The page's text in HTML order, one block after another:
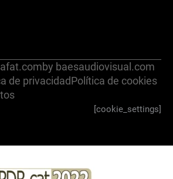
by baesaudiovisual.com
de privacidadPolítica de cookies
[cookie_settings]